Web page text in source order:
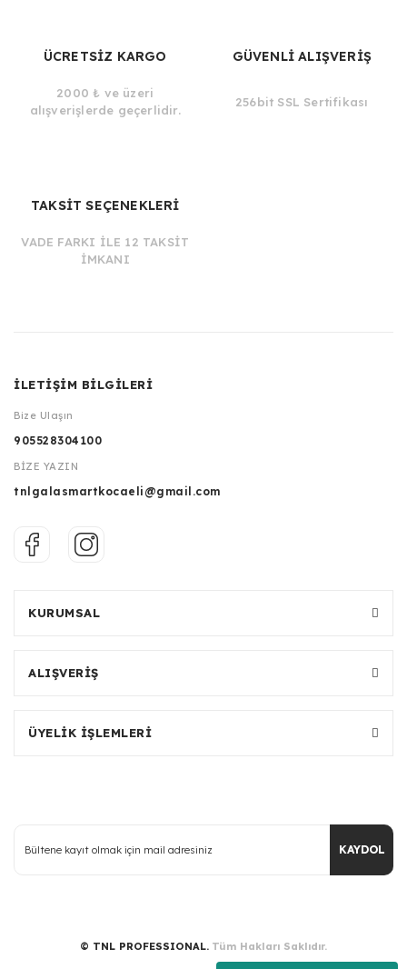
ÜCRETSİZ KARGO
2000 ₺ ve üzeri
alışverişlerde geçerlidir.
GÜVENLİ ALIŞVERİŞ
256bit SSL Sertifikası
TAKSİT SEÇENEKLERİ
VADE FARKI İLE 12 TAKSİT
İMKANI
İLETİŞİM BİLGİLERİ
Bize Ulaşın
905528304100
BİZE YAZIN
tnlgalasmartkocaeli@gmail.com
KURUMSAL
ALIŞVERİŞ
ÜYELİK İŞLEMLERİ
KAYDOL
© TNL PROFESSIONAL. Tüm Hakları Saklıdır.